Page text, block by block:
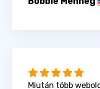
Miután több